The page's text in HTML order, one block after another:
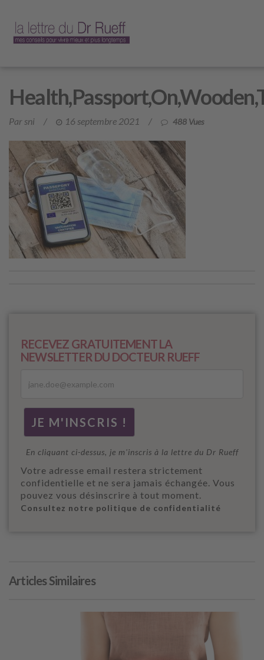
Par sni / 16 septembre 2021 / 488 Vues
RECEVEZ GRATUITEMENT LA
NEWSLETTER DU DOCTEUR RUEFF
En cliquant ci-dessus, je m'inscris à la lettre du Dr Rueff
Votre adresse email restera strictement
confidentielle et ne sera jamais échangée. Vous
pouvez vous désinscrire à tout moment.
Consultez notre politique de confidentialité
Articles Similaires